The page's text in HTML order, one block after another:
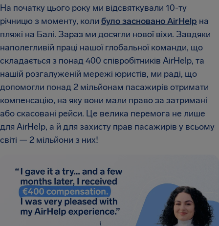
На початку цього року ми відсвяткували 10-ту
річницю з моменту, коли було засновано AirHelp на
пляжі на Балі. Зараз ми досягли нової віхи. Завдяки
наполегливій праці нашої глобальної команди, що
складається з понад 400 співробітників AirHelp, та
нашій розгалуженій мережі юристів, ми раді, що
допомогли понад 2 мільйонам пасажирів отримати
компенсацію, на яку вони мали право за затримані
або скасовані рейси. Це велика перемога не лише
для AirHelp, а й для захисту прав пасажирів у всьому
світі — 2 мільйони з них!